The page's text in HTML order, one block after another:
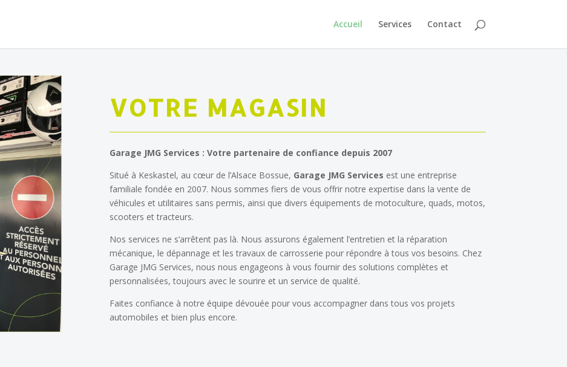
Accueil Services Contact
VOTRE MAGASIN
Garage JMG Services : Votre partenaire de confiance depuis 2007
Situé à Keskastel, au cœur de l’Alsace Bossue, Garage JMG Services est une entreprise
familiale fondée en 2007. Nous sommes fiers de vous offrir notre expertise dans la vente de
véhicules et utilitaires sans permis, ainsi que divers équipements de motoculture, quads, motos,
scooters et tracteurs.
Nos services ne s’arrêtent pas là. Nous assurons également l’entretien et la réparation
mécanique, le dépannage et les travaux de carrosserie pour répondre à tous vos besoins. Chez
Garage JMG Services, nous nous engageons à vous fournir des solutions complètes et
personnalisées, toujours avec le sourire et un service de qualité.
Faites confiance à notre équipe dévouée pour vous accompagner dans tous vos projets
automobiles et bien plus encore.